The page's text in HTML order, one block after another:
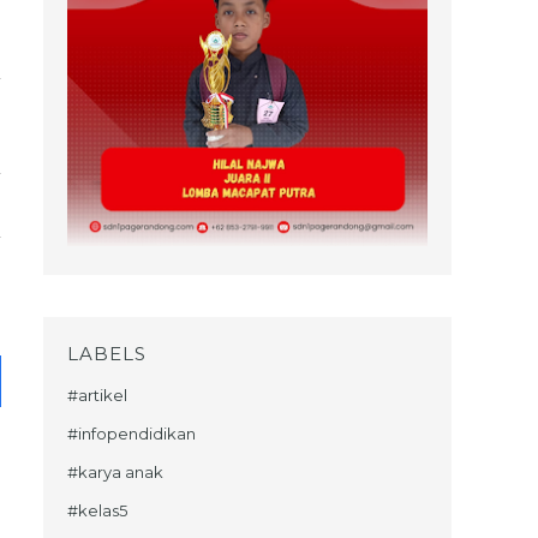
LABELS
#artikel
#infopendidikan
#karya anak
#kelas5